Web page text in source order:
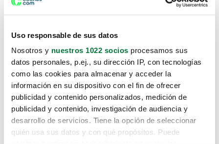
Uso responsable de sus datos
Nosotros y nuestros 1022 socios procesamos sus
datos personales, p.ej., su dirección IP, con tecnologías
como las cookies para almacenar y acceder la
información en su dispositivo con el fin de ofrecer
publicidad y contenido personalizados, medición de
publicidad y contenido, investigación de audiencia y
desarrollo de servicios. Tiene la opción de seleccionar
quién usa sus datos y con qué propósitos. Puede
Lo sentimos, no sabemos como
te hemos traido hasta aquí.
Pero puedes encontrar el coche que estás
buscando en alguno de estos enlaces: